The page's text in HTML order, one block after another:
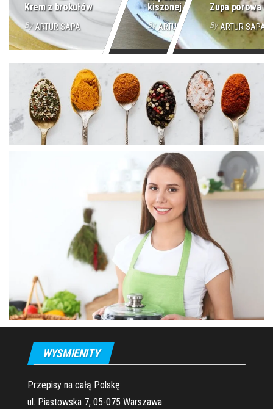
Krem z brokułów
By ARTUR SAPA
kiszonej kapusty
By ARTUR SAPA
Zupa porowa
By ARTUR SAPA
WYSMIENITY
Przepisy na całą Polskę:
ul. Piastowska 7, 05-075 Warszawa